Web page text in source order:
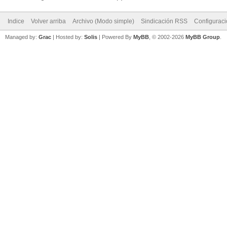
Indice Volver arriba Archivo (Modo simple) Sindicación RSS
Managed by: Grac | Hosted by: Solis | Powered By MyBB , © 2002-2026 MyBB Group